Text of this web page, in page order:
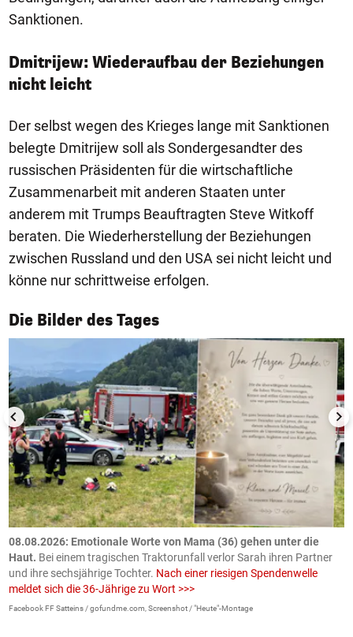
Sanktionen.
Dmitrijew: Wiederaufbau der Beziehungen
nicht leicht
Der selbst wegen des Krieges lange mit Sanktionen
belegte Dmitrijew soll als Sondergesandter des
russischen Präsidenten für die wirtschaftliche
Zusammenarbeit mit anderen Staaten unter
anderem mit Trumps Beauftragten Steve Witkoff
beraten. Die Wiederherstellung der Beziehungen
zwischen Russland und den USA sei nicht leicht und
könne nur schrittweise erfolgen.
Die Bilder des Tages
1/50
08.08.2026: Emotionale Worte von Mama (36) gehen unter die
Haut. Bei einem tragischen Traktorunfall verlor Sarah ihren Partner
und ihre sechsjährige Tochter. Nach einer riesigen Spendenwelle
meldet sich die 36-Jährige zu Wort >>>
Facebook FF Satteins / gofundme.com, Screenshot / "Heute"-Montage